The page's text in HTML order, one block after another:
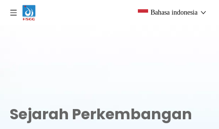
Bahasa indonesia
Sejarah Perkembangan